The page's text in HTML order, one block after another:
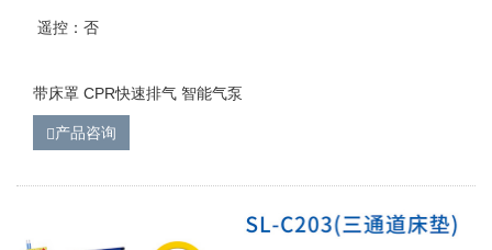
遥控：否
带床罩 CPR快速排气 智能气泵
产品咨询